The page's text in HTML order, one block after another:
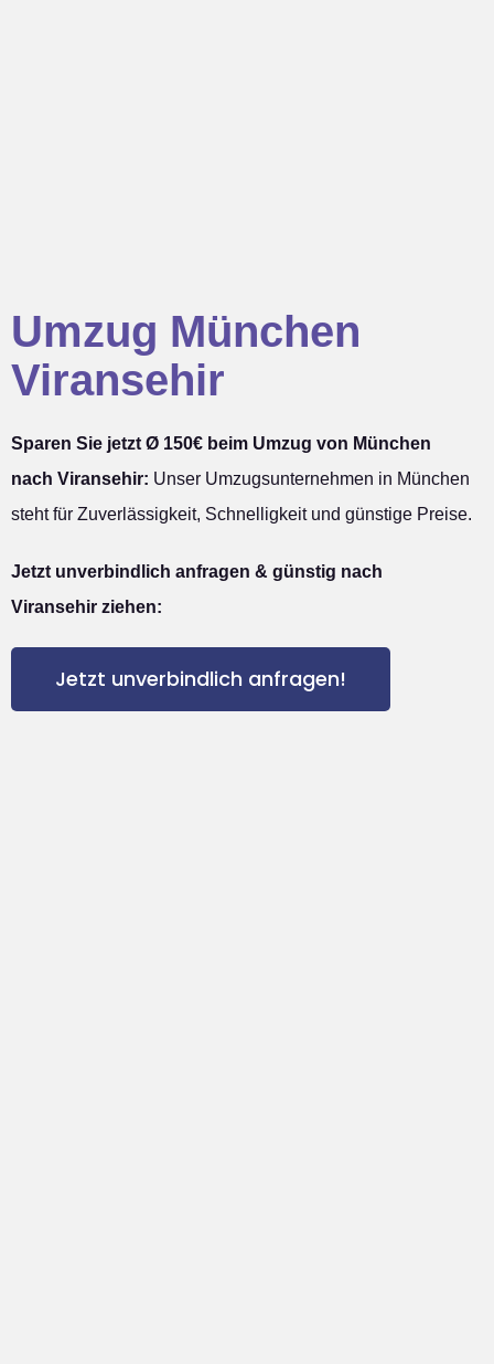
Umzug München
Viransehir
Sparen Sie jetzt Ø 150€ beim Umzug von München
nach Viransehir: Unser Umzugsunternehmen in München
steht für Zuverlässigkeit, Schnelligkeit und günstige Preise.
Jetzt unverbindlich anfragen & günstig nach
Viransehir ziehen:
Jetzt unverbindlich anfragen!